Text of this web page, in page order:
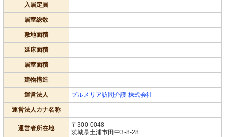
入居定員 -
居室総数 -
敷地面積 -
延床面積 -
居室面積 -
建物構造 -
運営法人 プルメリア訪問介護 株式会社
運営法人カナ名称 -
運営者所在地
〒300-0048
茨城県土浦市田中3-8-28